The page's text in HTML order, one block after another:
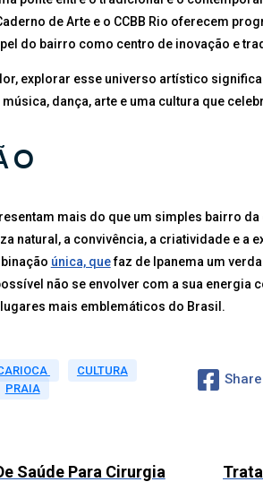
de Arte e o CCBB Rio oferecem
do bairro como centro de inovação e
explorar esse universo artístico
dança, arte e uma cultura que
mais do que um simples bairro
natural, a convivência, a criatividade e a
única, quefaz de Ipanema um
não se envolver com a sua energia
mais emblemáticos do Brasil.
CULTURA
PRAIA
Saúde Para Cirurgia